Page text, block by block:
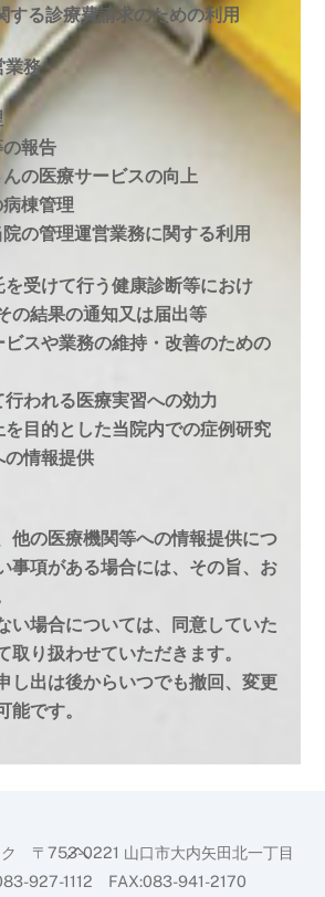
する診療費請求のための利用
業務
報告
の医療サービスの向上
棟管理
の管理運営業務に関する利用
受けて行う健康診断等におけ
の結果の通知又は届出等
スや業務の維持・改善のための
われる医療実習への効力
目的とした当院内での症例研究
の情報提供
他の医療機関等への情報提供につ
事項がある場合には、その旨、お
い場合については、同意していた
取り扱わせていただきます。
し出は後からいつでも撤回、変更
能です。
Back
To
ク 〒753-0221 山口市大内矢田北一丁目
927-1112 FAX:083-941-2170